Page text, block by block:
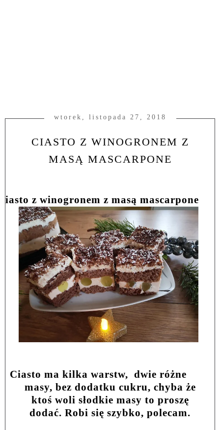
wtorek, listopada 27, 2018
CIASTO Z WINOGRONEM Z
MASĄ MASCARPONE
z winogronem z masą mascarpone
Ciasto ma kilka warstw, dwie różne
masy, bez dodatku cukru, chyba że
ktoś woli słodkie masy to proszę
dodać. Robi się szybko, polecam.